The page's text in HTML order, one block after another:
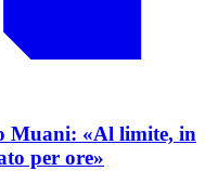
Muani: «Al limite, in
per ore»